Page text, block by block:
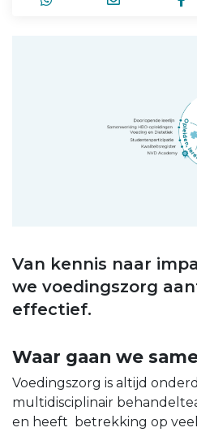
Van kennis naar
we voedingszorg
effectief.
Waar gaan we
Voedingszorg is altijd
multidisciplinair
en heeft betrekking op